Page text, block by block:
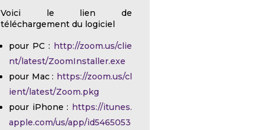
Voici le lien de
téléchargement du logiciel
pour PC : http://zoom.us/clie
nt/latest/ZoomInstaller.exe
pour Mac : https://zoom.us/cl
ient/latest/Zoom.pkg
pour iPhone : https://itunes.
apple.com/us/app/id5465053